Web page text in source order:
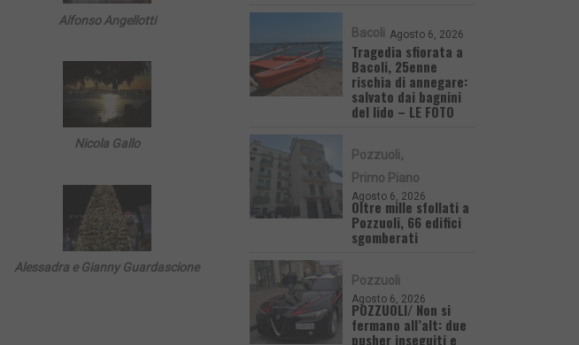
Alfonso Angellotti
Nicola Gallo
Alessadra e Gianny Guardascione
Bacoli Agosto 6, 2026
Tragedia sfiorata a
Bacoli, 25enne
rischia di annegare:
salvato dai bagnini
del lido – LE FOTO
Pozzuoli
Primo Piano
Agosto 6, 2026
Oltre mille sfollati a
Pozzuoli, 66 edifici
sgomberati
Pozzuoli
Agosto 6, 2026
POZZUOLI/ Non si
fermano all’alt: due
pusher inseguiti e